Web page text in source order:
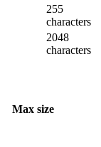
255
characters
2048
characters
Max size